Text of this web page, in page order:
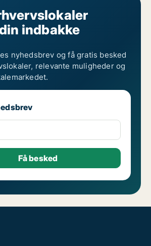
indbakke
nyhedsbrev og få gratis besked
relevante muligheder og